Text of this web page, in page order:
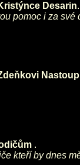
Desarin.
pomoc i za své
.
kteří by dnes